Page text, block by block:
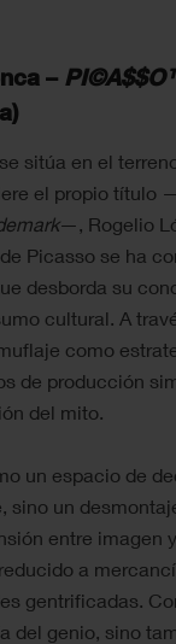
–
se sitúa en el
el propio título
—, Rogelio
Picasso se ha
desborda su
cultural. A
como
de producción
del mito.
un espacio de
sino un
entre imagen
a
gentrificadas.
del genio, sino